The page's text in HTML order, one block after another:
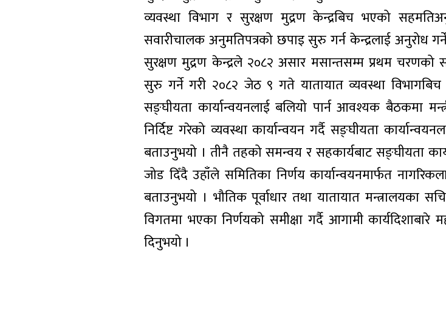
व्यवस्था विभाग र सुरक्षण मुद्रण केन्द्रबिच भएको
सवारीचालक अनुमतिपत्रको छपाइ सुरु गर्न केन्द्रलाई अनुरोध
सुरक्षण मुद्रण केन्द्रले २०८२ असार मसान्तसम्म प्रथम चरणको
सुरु गर्ने गरी २०८२ जेठ ९ गते यातायात व्यवस्था
सङ्घीयता कार्यान्वयनलाई बलियो पार्न आवश्यक बैठकमा
निर्दिष्ट गरेको व्यवस्था कार्यान्वयन गर्दै सङ्घीयता
बताउनुभयो । तीनै तहको समन्वय र सहकार्यबाट सङ्घीयता
जोड दिँदै उहाँले समितिका निर्णय कार्यान्वयनमार्फत
बताउनुभयो । भौतिक पूर्वाधार तथा यातायात मन्त्रालयका
विगतमा भएका निर्णयको समीक्षा गर्दै आगामी कार्यदिशाबारे
दिनुभयो ।